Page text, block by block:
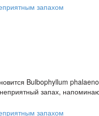
Bulbophyllum
запах,